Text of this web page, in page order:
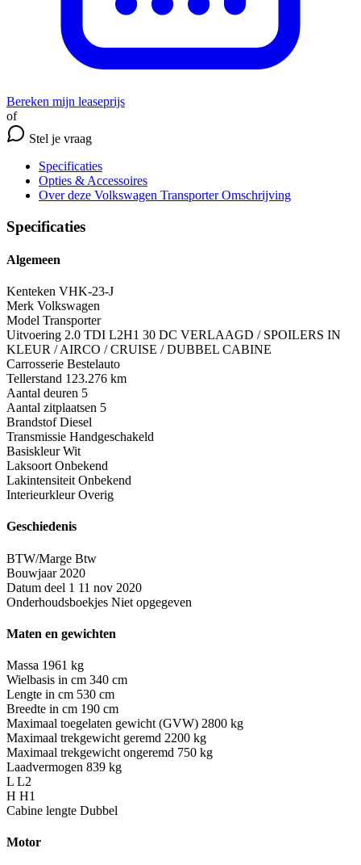
Bereken mijn leaseprijs
of
Stel je vraag
Specificaties
Opties & Accessoires
Over deze Volkswagen Transporter Omschrijving
Specificaties
Algemeen
Kenteken VHK-23-J
Merk Volkswagen
Model Transporter
Uitvoering 2.0 TDI L2H1 30 DC VERLAAGD / SPOILERS IN
KLEUR / AIRCO / CRUISE / DUBBEL CABINE
Carrosserie Bestelauto
Tellerstand 123.276 km
Aantal deuren 5
Aantal zitplaatsen 5
Brandstof Diesel
Transmissie Handgeschakeld
Basiskleur Wit
Laksoort Onbekend
Lakintensiteit Onbekend
Interieurkleur Overig
Geschiedenis
BTW/Marge Btw
Bouwjaar 2020
Datum deel 1 11 nov 2020
Onderhoudsboekjes Niet opgegeven
Maten en gewichten
Massa 1961 kg
Wielbasis in cm 340 cm
Lengte in cm 530 cm
Breedte in cm 190 cm
Maximaal toegelaten gewicht (GVW) 2800 kg
Maximaal trekgewicht geremd 2200 kg
Maximaal trekgewicht ongeremd 750 kg
Laadvermogen 839 kg
L L2
H H1
Cabine lengte Dubbel
Motor